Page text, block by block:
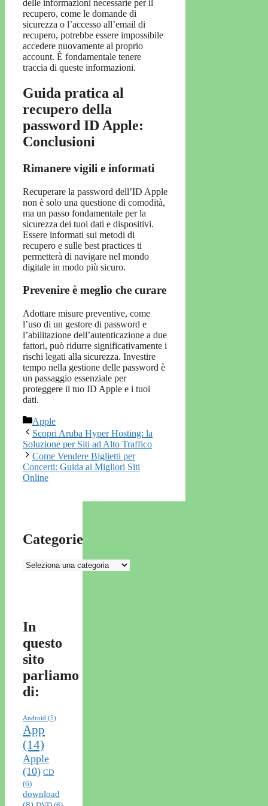
delle informazioni necessarie per il
recupero, come le domande di
sicurezza o l’accesso all’email di
recupero, potrebbe essere impossibile
accedere nuovamente al proprio
account. È fondamentale tenere
traccia di queste informazioni.
Guida pratica al
recupero della
password ID Apple:
Conclusioni
Rimanere vigili e informati
Recuperare la password dell’ID Apple
non è solo una questione di comodità,
ma un passo fondamentale per la
sicurezza dei tuoi dati e dispositivi.
Essere informati sui metodi di
recupero e sulle best practices ti
permetterà di navigare nel mondo
digitale in modo più sicuro.
Prevenire è meglio che curare
Adottare misure preventive, come
l’uso di un gestore di password e
l’abilitazione dell’autenticazione a due
fattori, può ridurre significativamente i
rischi legati alla sicurezza. Investire
tempo nella gestione delle password è
un passaggio essenziale per
proteggere il tuo ID Apple e i tuoi
dati.
Categorie
Apple
Scopri Aruba Hyper Hosting: la
Soluzione per Siti ad Alto Traffico
Come Vendere Biglietti per
Concerti: Guida ai Migliori Siti
Online
Categorie
Categorie
In
questo
sito
parliamo
di:
Android (5)
App
(14)
Apple
(10) CD
(6)
download